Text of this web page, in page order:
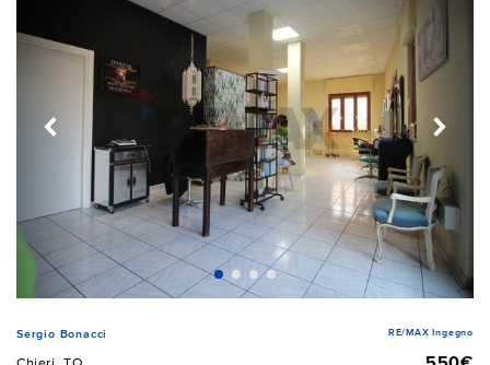
Sergio Bonacci RE/MAX Ingegno